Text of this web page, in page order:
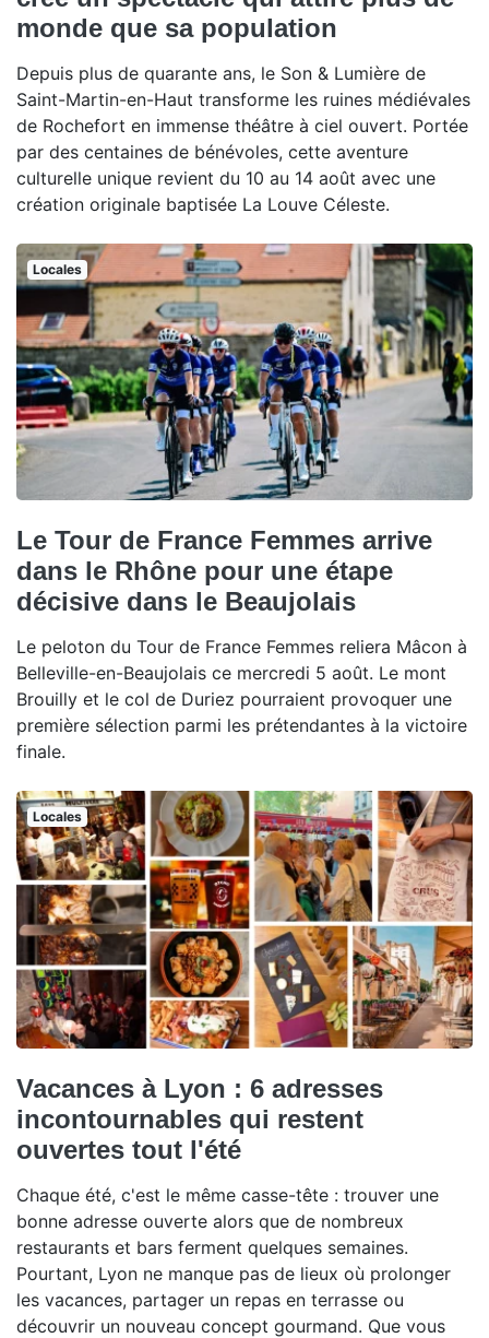
monde que sa population
Depuis plus de quarante ans, le Son & Lumière de
Saint-Martin-en-Haut transforme les ruines médiévales
de Rochefort en immense théâtre à ciel ouvert. Portée
par des centaines de bénévoles, cette aventure
culturelle unique revient du 10 au 14 août avec une
création originale baptisée La Louve Céleste.
Locales
Le Tour de France Femmes arrive
dans le Rhône pour une étape
décisive dans le Beaujolais
Le peloton du Tour de France Femmes reliera Mâcon à
Belleville-en-Beaujolais ce mercredi 5 août. Le mont
Brouilly et le col de Duriez pourraient provoquer une
première sélection parmi les prétendantes à la victoire
finale.
Locales
Vacances à Lyon : 6 adresses
incontournables qui restent
ouvertes tout l'été
Chaque été, c'est le même casse-tête : trouver une
bonne adresse ouverte alors que de nombreux
restaurants et bars ferment quelques semaines.
Pourtant, Lyon ne manque pas de lieux où prolonger
les vacances, partager un repas en terrasse ou
découvrir un nouveau concept gourmand. Que vous